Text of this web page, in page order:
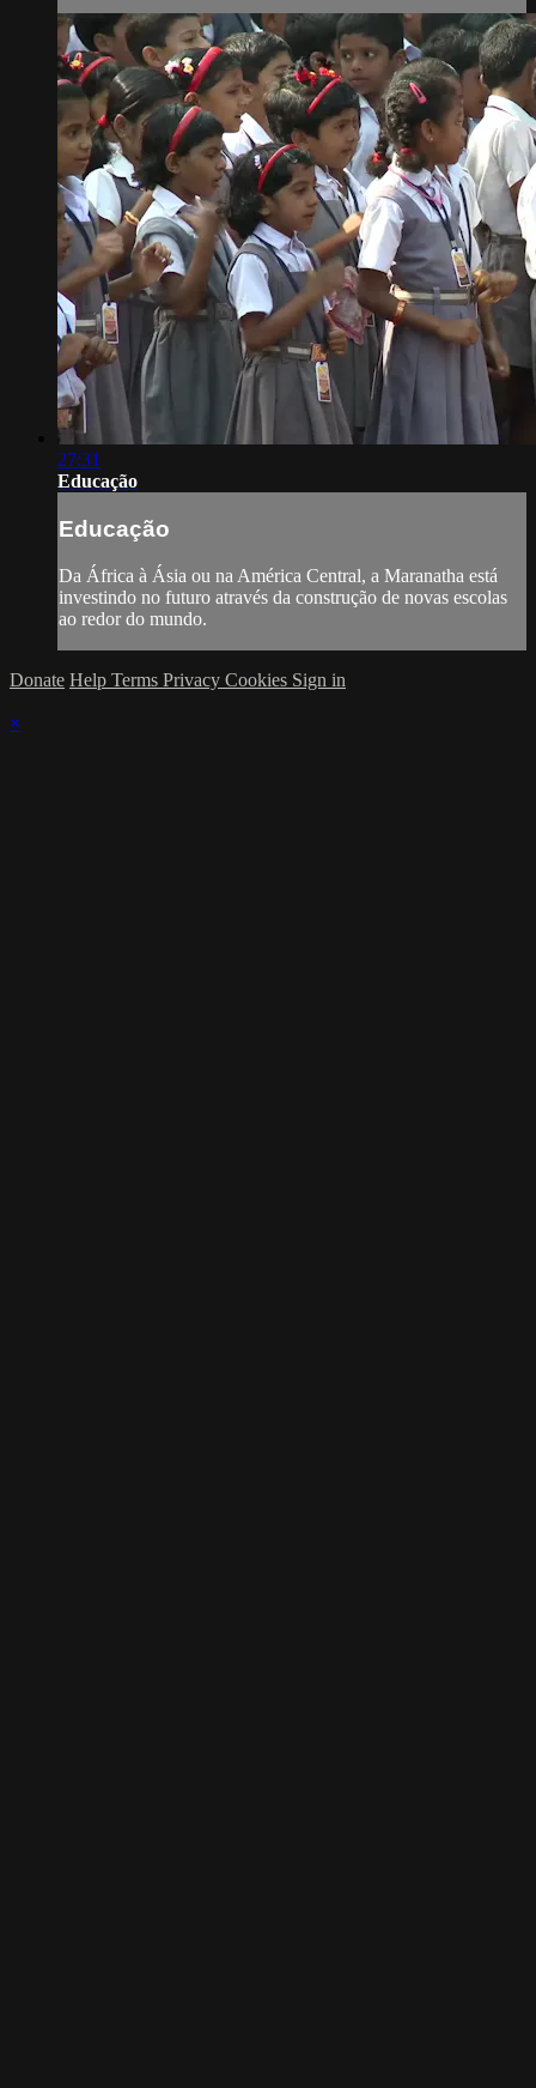
27:31
Educação
Educação
Da África à Ásia ou na América Central, a Maranatha está
investindo no futuro através da construção de novas escolas
ao redor do mundo.
Donate Help Terms Privacy Cookies Sign in
×